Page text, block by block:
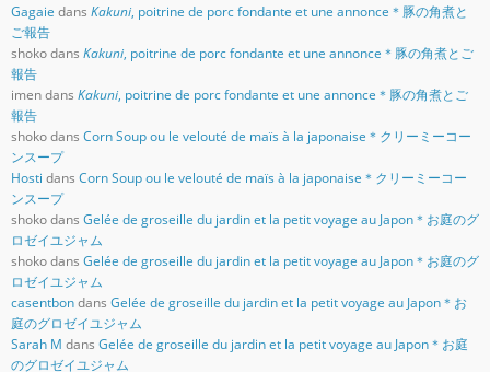
Gagaie dans Kakuni, poitrine de porc fondante et une annonce＊豚の角煮と
ご報告
shokodans Kakuni, poitrine de porc fondante et une annonce＊豚の角煮とご
報告
imendans Kakuni, poitrine de porc fondante et une annonce＊豚の角煮とご
報告
shokodans Corn Soup ou le velouté de maïs à la japonaise＊クリーミーコー
ンスープ
Hosti dans Corn Soup ou le velouté de maïs à la japonaise＊クリーミーコー
ンスープ
shokodans Gelée de groseille du jardin et la petit voyage au Japon＊お庭のグ
ロゼイユジャム
shokodans Gelée de groseille du jardin et la petit voyage au Japon＊お庭のグ
ロゼイユジャム
casentbondans Gelée de groseille du jardin et la petit voyage au Japon＊お
庭のグロゼイユジャム
Sarah M dans Gelée de groseille du jardin et la petit voyage au Japon＊お庭
のグロゼイユジャム